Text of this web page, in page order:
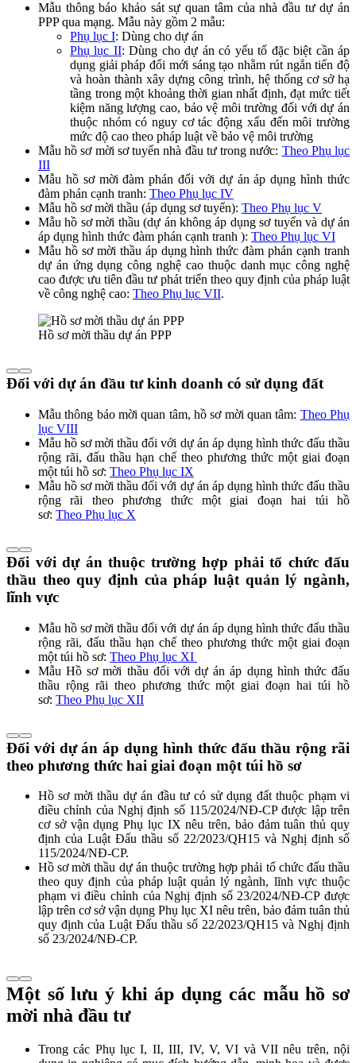
Mẫu thông báo khảo sát sự quan tâm của nhà đầu tư dự án
PPP qua mạng. Mẫu này gồm 2 mẫu:
Phụ lục I: Dùng cho dự án
Phụ lục II: Dùng cho dự án có yếu tố đặc biệt cần áp
dụng giải pháp đổi mới sáng tạo nhằm rút ngắn tiến độ
và hoàn thành xây dựng công trình, hệ thống cơ sở hạ
tầng trong một khoảng thời gian nhất định, đạt mức tiết
kiệm năng lượng cao, bảo vệ môi trường đối với dự án
thuộc nhóm có nguy cơ tác động xấu đến môi trường
mức độ cao theo pháp luật về bảo vệ môi trường
Mẫu hồ sơ mời sơ tuyển nhà đầu tư trong nước: Theo Phụ lục
III
Mẫu hồ sơ mời đàm phán đối với dự án áp dụng hình thức
đàm phán cạnh tranh: Theo Phụ lục IV
Mẫu hồ sơ mời thầu (áp dụng sơ tuyển): Theo Phụ lục V
Mẫu hồ sơ mời thầu (dự án không áp dụng sơ tuyển và dự án
áp dụng hình thức đàm phán cạnh tranh ): Theo Phụ lục VI
Mẫu hồ sơ mời thầu áp dụng hình thức đàm phán cạnh tranh
dự án ứng dụng công nghệ cao thuộc danh mục công nghệ
cao được ưu tiên đầu tư phát triển theo quy định của pháp luật
về công nghệ cao: Theo Phụ lục VII.
Hồ sơ mời thầu dự án PPP
Đối với dự án đầu tư kinh doanh có sử dụng đất
Mẫu thông báo mời quan tâm, hồ sơ mời quan tâm: Theo Phụ
lục VIII
Mẫu hồ sơ mời thầu đối với dự án áp dụng hình thức đấu thầu
rộng rãi, đấu thầu hạn chế theo phương thức một giai đoạn
một túi hồ sơ: Theo Phụ lục IX
Mẫu hồ sơ mời thầu đối với dự án áp dụng hình thức đấu thầu
rộng rãi theo phương thức một giai đoạn hai túi hồ
sơ: Theo Phụ lục X
Đối với dự án thuộc trường hợp phải tổ chức đấu
thầu theo quy định của pháp luật quản lý ngành,
lĩnh vực
Mẫu hồ sơ mời thầu đối với dự án áp dụng hình thức đấu thầu
rộng rãi, đấu thầu hạn chế theo phương thức một giai đoạn
một túi hồ sơ: Theo Phụ lục XI
Mẫu Hồ sơ mời thầu đối với dự án áp dụng hình thức đấu
thầu rộng rãi theo phương thức một giai đoạn hai túi hồ
sơ: Theo Phụ lục XII
Đối với dự án áp dụng hình thức đấu thầu rộng rãi
theo phương thức hai giai đoạn một túi hồ sơ
Hồ sơ mời thầu dự án đầu tư có sử dụng đất thuộc phạm vi
điều chỉnh của Nghị định số 115/2024/NĐ-CP được lập trên
cơ sở vận dụng Phụ lục IX nêu trên, bảo đảm tuân thủ quy
định của Luật Đấu thầu số 22/2023/QH15 và Nghị định số
115/2024/NĐ-CP.
Hồ sơ mời thầu dự án thuộc trường hợp phải tổ chức đấu thầu
theo quy định của pháp luật quản lý ngành, lĩnh vực thuộc
phạm vi điều chỉnh của Nghị định số 23/2024/NĐ-CP được
lập trên cơ sở vận dụng Phụ lục XI nêu trên, bảo đảm tuân thủ
quy định của Luật Đấu thầu số 22/2023/QH15 và Nghị định
số 23/2024/NĐ-CP.
Một số lưu ý khi áp dụng các mẫu hồ sơ
mời nhà đầu tư
Trong các Phụ lục I, II, III, IV, V, VI và VII nêu trên, nội